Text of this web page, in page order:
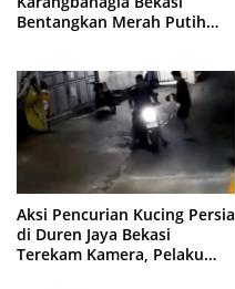
Bentangkan Merah Putih
Aksi Pencurian Kucing Persia
di Duren Jaya Bekasi
Terekam Kamera, Pelaku